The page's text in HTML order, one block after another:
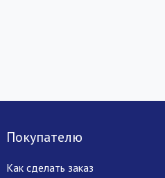
Покупателю
Как сделать заказ